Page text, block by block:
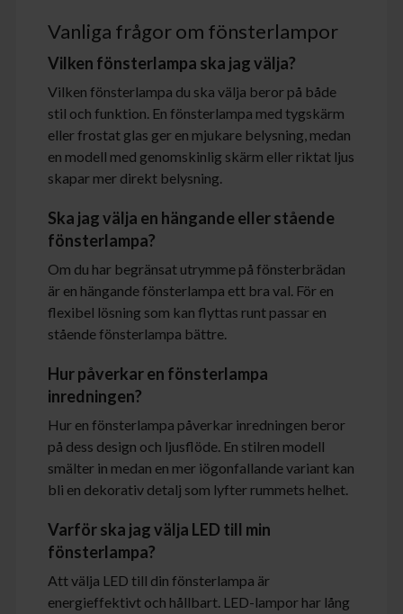
Vanliga frågor om fönsterlampor
Vilken fönsterlampa ska jag välja?
Vilken fönsterlampa du ska välja beror på både
stil och funktion. En fönsterlampa med tygskärm
eller frostat glas ger en mjukare belysning, medan
en modell med genomskinlig skärm eller riktat ljus
skapar mer direkt belysning.
Ska jag välja en hängande eller stående
fönsterlampa?
Om du har begränsat utrymme på fönsterbrädan
är en hängande fönsterlampa ett bra val. För en
flexibel lösning som kan flyttas runt passar en
stående fönsterlampa bättre.
Hur påverkar en fönsterlampa
inredningen?
Hur en fönsterlampa påverkar inredningen beror
på dess design och ljusflöde. En stilren modell
smälter in medan en mer iögonfallande variant kan
bli en dekorativ detalj som lyfter rummets helhet.
Varför ska jag välja LED till min
fönsterlampa?
Att välja LED till din fönsterlampa är
energieffektivt och hållbart. LED-lampor har lång